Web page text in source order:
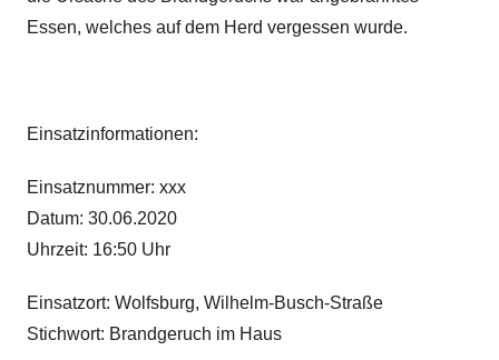
Essen, welches auf dem Herd vergessen wurde.
Einsatzinformationen:
Einsatznummer: xxx
Datum: 30.06.2020
Uhrzeit: 16:50 Uhr
Einsatzort: Wolfsburg, Wilhelm-Busch-Straße
Stichwort: Brandgeruch im Haus